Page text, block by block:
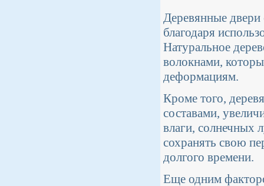
Деревянные
благодаря
Натуральное
волокнами,
деформациям.
Кроме того,
составами,
влаги, солнечных
сохранять свою
долгого времени.
Еще одним